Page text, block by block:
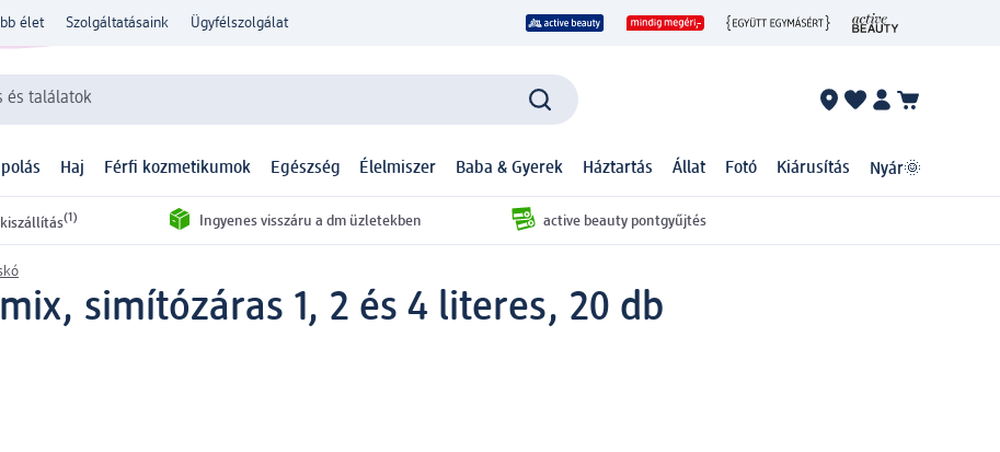
élet Szolgáltatásaink Ügyfélszolgálat
és találatok
Haj Férfi kozmetikumok Egészség Élelmiszer Baba & Gyerek Háztartás Állat Fotó Kiárusítás Nyár🌞
(1) Ingyenes visszáru a dm üzletekben active beauty pontgyűjtés
simítózáras 1, 2 és 4 literes, 20 db